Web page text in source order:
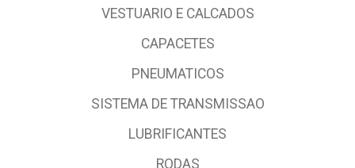
VESTUARIO E CALCADOS
CAPACETES
PNEUMATICOS
SISTEMA DE TRANSMISSAO
LUBRIFICANTES
RODAS